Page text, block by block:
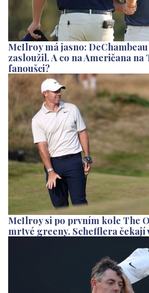
McIlroy má jasno:
zasloužil. A co na Američana
fanoušci?
McIlroy si po prvním kole The
mrtvé greeny. Schefflera čekají